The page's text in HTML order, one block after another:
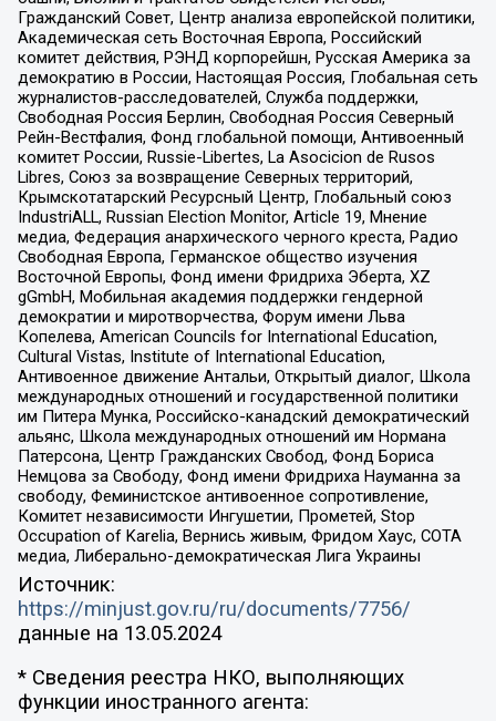
Гражданский Совет, Центр анализа европейской политики,
Академическая сеть Восточная Европа, Российский
комитет действия, РЭНД корпорейшн, Русская Америка за
демократию в России, Настоящая Россия, Глобальная сеть
журналистов-расследователей, Служба поддержки,
Свободная Россия Берлин, Свободная Россия Северный
Рейн-Вестфалия, Фонд глобальной помощи, Антивоенный
комитет России, Russie-Libertes, La Asocicion de Rusos
Libres, Союз за возвращение Северных территорий,
Крымскотатарский Ресурсный Центр, Глобальный союз
IndustriALL, Russian Election Monitor, Article 19, Мнение
медиа, Федерация анархического черного креста, Радио
Свободная Европа, Германское общество изучения
Восточной Европы, Фонд имени Фридриха Эберта, XZ
gGmbH, Мобильная академия поддержки гендерной
демократии и миротворчества, Форум имени Льва
Копелева, American Councils for International Education,
Cultural Vistas, Institute of International Education,
Антивоенное движение Антальи, Открытый диалог, Школа
международных отношений и государственной политики
им Питера Мунка, Российско-канадский демократический
альянс, Школа международных отношений им Нормана
Патерсона, Центр Гражданских Свобод, Фонд Бориса
Немцова за Свободу, Фонд имени Фридриха Науманна за
свободу, Феминистское антивоенное сопротивление,
Комитет независимости Ингушетии, Прометей, Stop
Occupation of Karelia, Вернись живым, Фридом Хаус, СОТА
медиа, Либерально-демократическая Лига Украины
Источник:
https://minjust.gov.ru/ru/documents/7756/
данные на 13.05.2024
* Сведения реестра НКО, выполняющих
функции иностранного агента: